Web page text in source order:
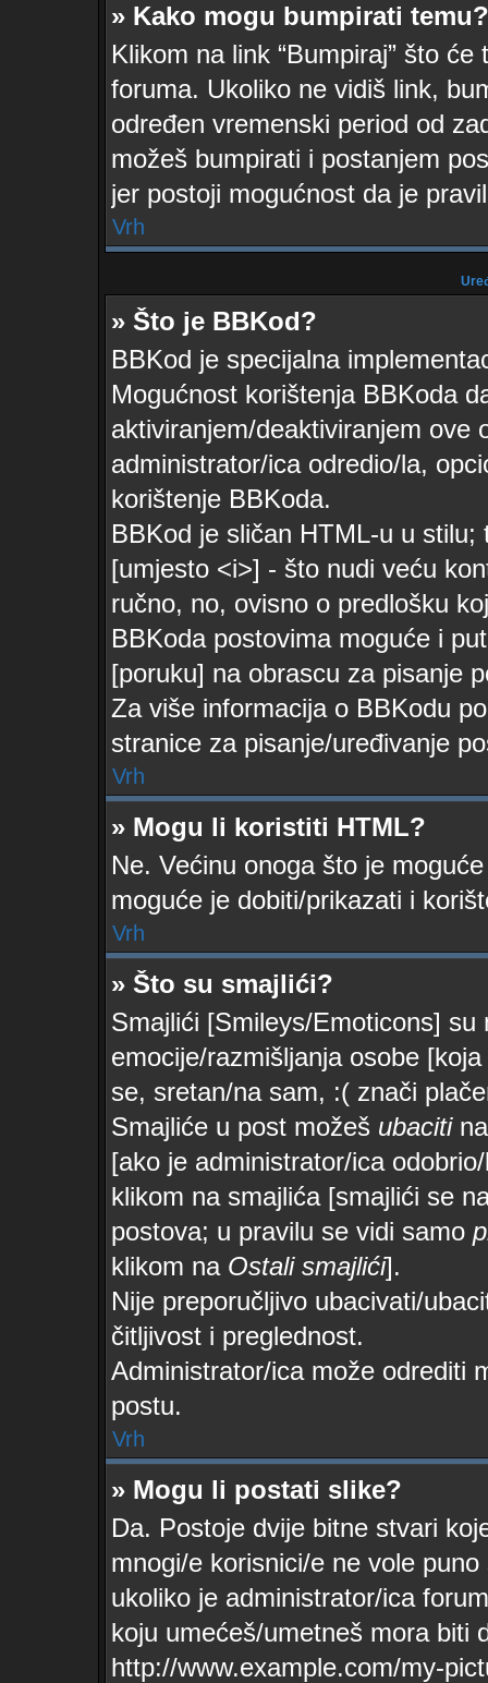
» Kako mogu bumpirati temu?
Klikom na link “Bumpiraj” što
foruma. Ukoliko ne vidiš link,
određen vremenski period od
možeš bumpirati i postanjem
jer postoji mogućnost da je
Vrh
» Što je BBKod?
BBKod je specijalna
Mogućnost korištenja BBKoda
aktiviranjem/deaktiviranjem ove
administrator/ica odredio/la,
korištenje BBKoda.
BBKod je sličan HTML-u u
[umjesto <i>] - što nudi veću
ručno, no, ovisno o predlošku
BBKoda postovima moguće i
[poruku] na obrascu za pisanje
Za više informacija o BBKodu
stranice za pisanje/uređivanje
Vrh
» Mogu li koristiti HTML?
Ne. Većinu onoga što je
moguće je dobiti/prikazati i
Vrh
» Što su smajlići?
Smajlići [Smileys/Emoticons]
emocije/razmišljanja osobe
se, sretan/na sam, :( znači
Smajliće u post možeš ubacitina
[ako je administrator/ica
klikom na smajlića [smajlići se
postova; u pravilu se vidi samo
klikom na Ostali smajlići].
Nije preporučljivo ubacivati/
čitljivost i preglednost.
Administrator/ica može odrediti
postu.
Vrh
» Mogu li postati slike?
Da. Postoje dvije bitne stvari
mnogi/e korisnici/e ne vole
ukoliko je administrator/ica
koju umećeš/umetneš mora biti
http://www.example.com/my-